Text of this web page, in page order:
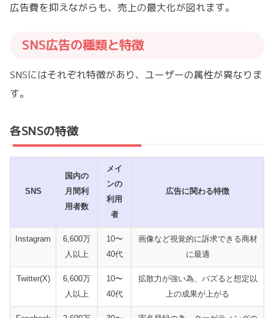
広告費を抑えながらも、売上の最大化が図れます。
SNS広告の種類と特徴
SNSにはそれぞれ特徴があり、ユーザーの属性が異なりま
す。
各SNSの特徴
SNS
国内の
月間利
用者数
メイ
ンの
利用
者
広告に関わる特徴
Instagram
6,600万
人以上
10〜
40代
画像など視覚的に訴求できる商材
に最適
Twitter(X)
6,600万
人以上
10〜
40代
拡散力が強い為、バズると想定以
上の成果が上がる